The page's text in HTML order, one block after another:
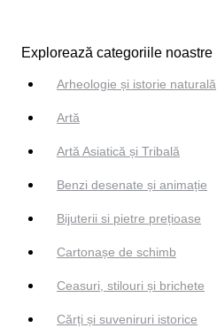
Explorează categoriile noastre
Arheologie și istorie naturală
Artă
Artă Asiatică și Tribală
Benzi desenate și animație
Bijuterii si pietre prețioase
Cartonașe de schimb
Ceasuri, stilouri și brichete
Cărți și suveniruri istorice